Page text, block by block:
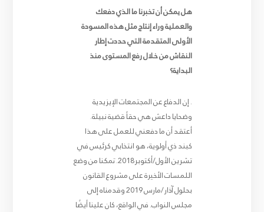
هل يمكن أن تخبرنا ما الذي دفعك
والعملية وراء إنتاج مثل هذه المسودة
الأولى المتقدمة التي حددت إطار
النقاش من خلال رفع المستوى منذ
البداية؟
. إن الدفاع عن المجتمعات الإيزيدية
وضحايا داعش هي حقاً قضية نبيلة.
أعتقد أن ما دفعني للعمل على هذا
كبند ذي أولوية، هو انتخابي كرئيس في
تشرين الأول/أكتوبر2018. تمكنا من وضع
اللمسات الأخيرة على مشروع القانون
بحلول آذار/مارس 2019 وقدمناه إلى
مجلس النواب. في الواقع، كان علينا أيضًا